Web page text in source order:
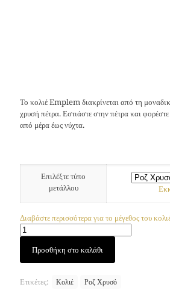
Το κολιέ Emplem διακρίνεται από τη
χρυσή πέτρα. Εστιάστε στην πέτρα και
από μέρα έως νύχτα.
Επιλέξτε τύπο
μετάλλου
Διαβάστε περισσότερα για το μέγεθος του
Κολιέ
Emplem
(Ροζ
ποσότητα
Προσθήκη στο καλάθι
Ετικέτες: Κολιέ Ροζ Χρυσό